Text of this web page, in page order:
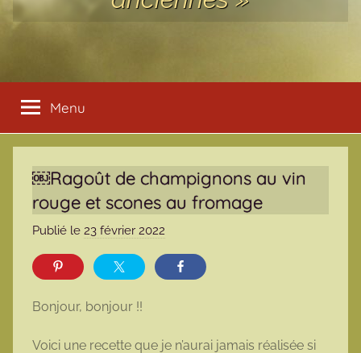
Menu
￼Ragoût de champignons au vin
rouge et scones au fromage
Publié le 23 février 2022
a
Bonjour, bonjour !!
Voici une recette que je n’aurai jamais réalisée si